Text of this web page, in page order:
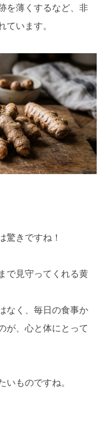
を薄くするなど、非
ています。
驚きですね！
で見守ってくれる黄
なく、毎日の食事か
が、心と体にとって
いものですね。